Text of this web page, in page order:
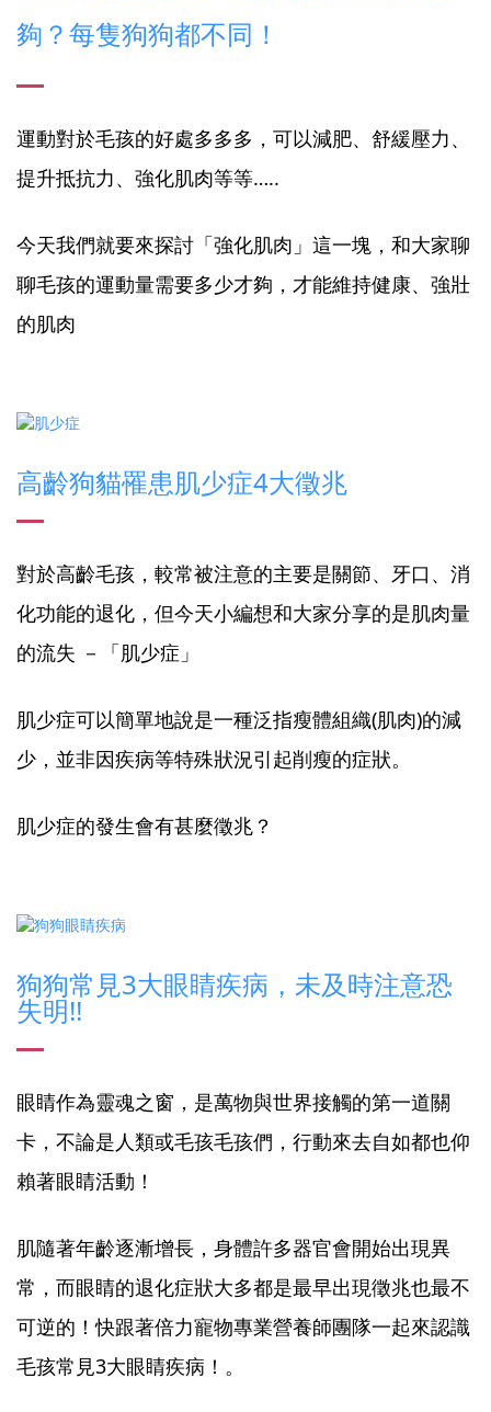
夠？每隻狗狗都不同！
運動對於毛孩的好處多多多，可以減肥、舒緩壓力、
提升抵抗力、強化肌肉等等…..
今天我們就要來探討「強化肌肉」這一塊，和大家聊
聊毛孩的運動量需要多少才夠，才能維持健康、強壯
的肌肉
高齡狗貓罹患肌少症4大徵兆
對於高齡毛孩，較常被注意的主要是關節、牙口、消
化功能的退化，但今天小編想和大家分享的是肌肉量
的流失 －「肌少症」
肌少症可以簡單地說是一種泛指瘦體組織(肌肉)的減
少，並非因疾病等特殊狀況引起削瘦的症狀。
肌少症的發生會有甚麼徵兆？
狗狗常見3大眼睛疾病，未及時注意恐
失明!!
眼睛作為靈魂之窗，是萬物與世界接觸的第一道關
卡，不論是人類或毛孩毛孩們，行動來去自如都也仰
賴著眼睛活動！
肌隨著年齡逐漸增長，身體許多器官會開始出現異
常，而眼睛的退化症狀大多都是最早出現徵兆也最不
可逆的！快跟著倍力寵物專業營養師團隊一起來認識
毛孩常見3大眼睛疾病！。